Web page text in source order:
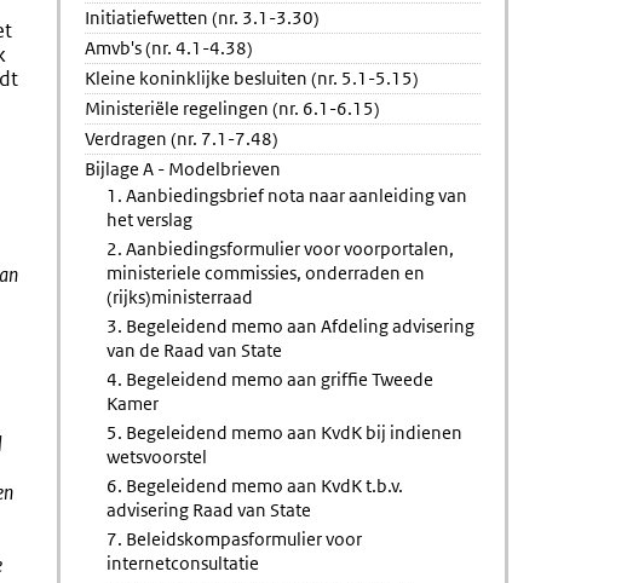
Voordracht
(rijks)wetsvoorstel
Goedkeuring
Opzegging
Initiatiefwetten (nr. 3.1-3.30)
Amvb's (nr. 4.1-4.38)
Kleine koninklijke besluiten (nr. 5.1-5.15)
Ministeriële regelingen (nr. 6.1-6.15)
Verdragen (nr. 7.1-7.48)
Bijlage A - Modelbrieven
1. Aanbiedingsbrief nota naar aanleiding van
het verslag
2. Aanbiedingsformulier voor voorportalen,
ministeriele commissies, onderraden en
(rijks)ministerraad
3. Begeleidend memo aan Afdeling advisering
van de Raad van State
4. Begeleidend memo aan griffie Tweede
Kamer
5. Begeleidend memo aan KvdK bij indienen
wetsvoorstel
6. Begeleidend memo aan KvdK t.b.v.
advisering Raad van State
7. Beleidskompasformulier voor
internetconsultatie